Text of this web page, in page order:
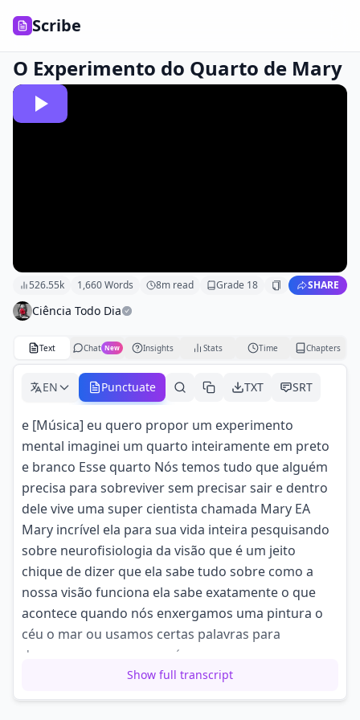
Scribe
O Experimento do Quarto de Mary
526.55k 1,660Words 8m read Grade 18 SHARE
Ciência Todo Dia
Text Chat New Insights Stats Time Chapters
EN Punctuate TXT SRT
e [Música] eu quero propor um experimento
mental imaginei um quarto inteiramente em preto
e branco Esse quarto Nós temos tudo que alguém
precisa para sobreviver sem precisar sair e dentro
dele vive uma super cientista chamada Mary EA
Mary incrível ela para sua vida inteira pesquisando
sobre neurofisiologia da visão que é um jeito
chique de dizer que ela sabe tudo sobre como a
nossa visão funciona ela sabe exatamente o que
acontece quando nós enxergamos uma pintura o
céu o mar ou usamos certas palavras para
descrever as cores que nós enxergamos como
amarelo azul vermelho ela sabe
o que acontece no nosso cérebro condonimos para
Show full transcript